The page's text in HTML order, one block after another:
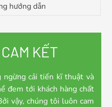
hướng dẫn
KẾT
cải tiến kĩ thuật và
đem tới khách hàng chất
vậy, chúng tôi luôn cam